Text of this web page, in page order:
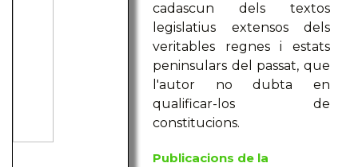
cadascun dels textos
legislatius extensos dels
veritables regnes i estats
peninsulars del passat, que
l'autor no dubta en
qualificar-los de
constitucions.
Publicacions de la